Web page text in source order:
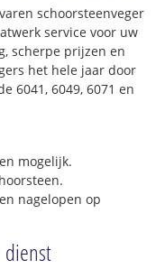
schoorsteenveger
service voor uw
scherpe prijzen en
het hele jaar door
6041, 6049, 6071 en
mogelijk.
nagelopen op